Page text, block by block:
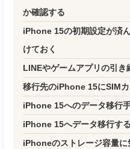
か確認する
iPhone 15の初期設定が済
けておく
LINEやゲームアプリの引き
移行先のiPhone 15にSIM
iPhone 15へのデータ移行
iPhone 15へデータ移行す
iPhoneのストレージ容量に